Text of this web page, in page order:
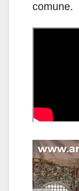
comune.